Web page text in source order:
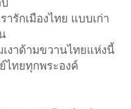
ารักเมืองไทย แบบเก่า
งาด้ามขวานไทยแห่งนี้
ไทยทุกพระองค์​